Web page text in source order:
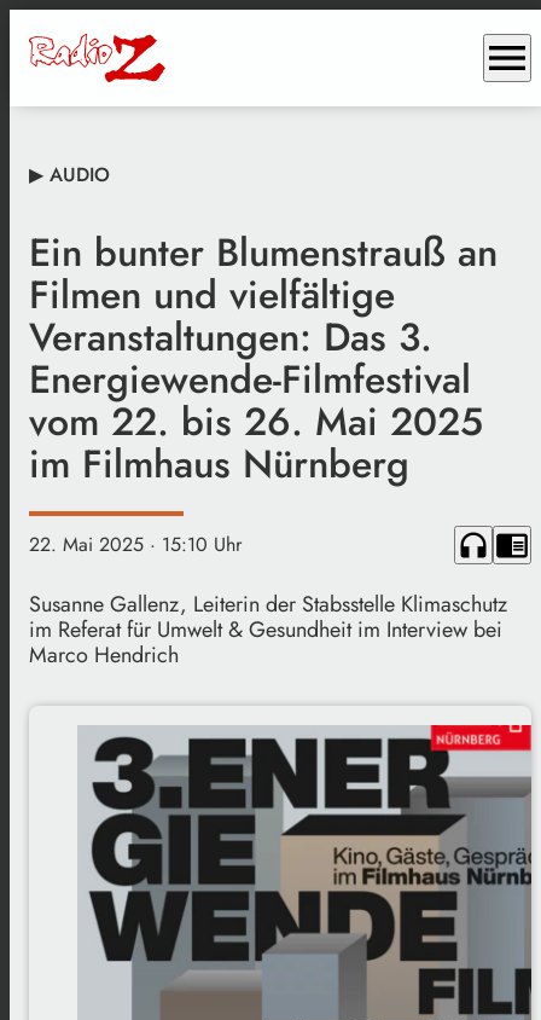
menu
▶ AUDIO
Ein bunter Blumenstrauß an
Filmen und vielfältige
Veranstaltungen: Das 3.
Energiewende-Filmfestival
vom 22. bis 26. Mai 2025
im Filmhaus Nürnberg
22. Mai 2025 · 15:10 Uhr headphones chrome_reader_mode
Susanne Gallenz, Leiterin der Stabsstelle Klimaschutz
im Referat für Umwelt & Gesundheit im Interview bei
Marco Hendrich